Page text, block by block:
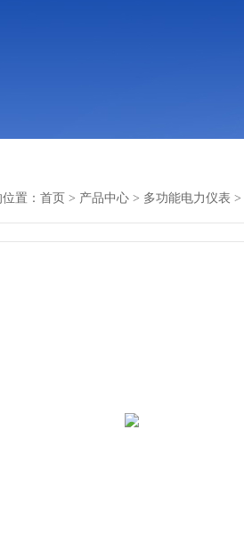
置： 首页 > 产品中心 > 多功能电力仪表 >